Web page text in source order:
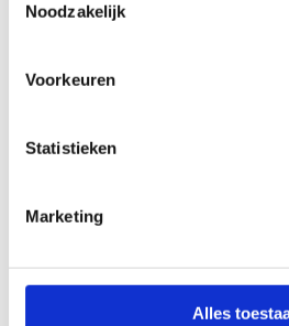
Noodzakelijk
Voorkeuren
Statistieken
Marketing
Alles
team?
sportteam tijdens het
meter kost€50,00? Je kan